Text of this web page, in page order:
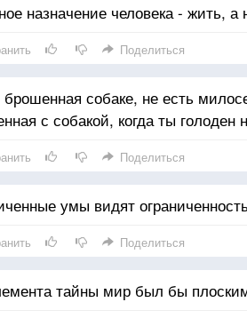
назначение человека - жить, а
Поделиться
брошенная собаке, не есть
с собакой, когда ты
Поделиться
умы видят
Поделиться
тайны мир был бы